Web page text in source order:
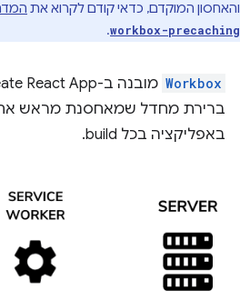
והאחסון המוקדם, כדאי קודם לקרוא את
workbox-precaching
.
Workbox
ברירת מחדל שמאחסנת מראש את
באפליקציה בכל build.